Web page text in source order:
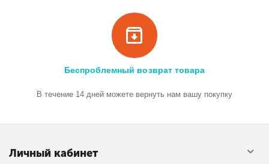
Беспроблемный возврат товара
В течение 14 дней можете вернуть нам вашу покупку
Личный кабинет